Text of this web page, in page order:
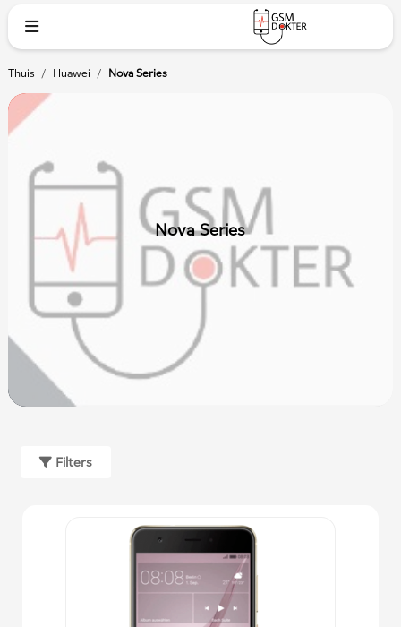
Thuis / Huawei / Nova Series
Nova Series
Filters